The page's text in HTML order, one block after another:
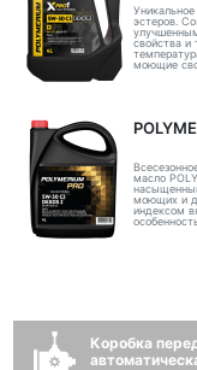
эстеров.
свойства и
моющие
масло
моющих и
индексом
Коробка